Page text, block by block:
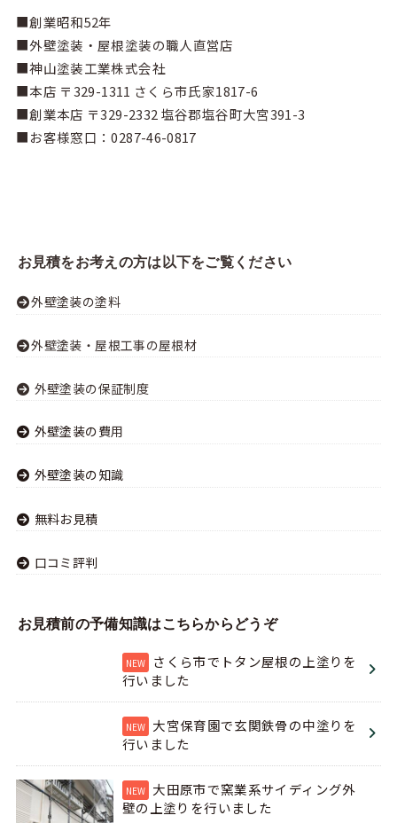
■創業昭和52年
■外壁塗装・屋根塗装の職人直営店
■神山塗装工業株式会社
■本店 〒329-1311 さくら市氏家1817-6
■創業本店 〒329-2332 塩谷郡塩谷町大宮391-3
■お客様窓口：0287-46-0817
お見積をお考えの方は以下をご覧ください
外壁塗装の塗料
外壁塗装・屋根工事の屋根材
外壁塗装の保証制度
外壁塗装の費用
外壁塗装の知識
無料お見積
口コミ評判
お見積前の予備知識はこちらからどうぞ
さくら市でトタン屋根の上塗りを
行いました
大宮保育園で玄関鉄骨の中塗りを
行いました
大田原市で窯業系サイディング外
壁の上塗りを行いました